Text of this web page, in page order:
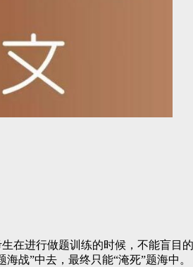
进行做题训练的时候，不能盲目
战”中去，最终只能“淹死”题海中。